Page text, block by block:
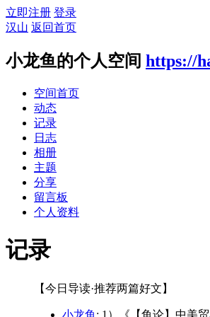
立即注册 登录
汉山 返回首页
小龙鱼的个人空间 https://
空间首页
动态
记录
日志
相册
主题
分享
留言板
个人资料
记录
【今日导读·推荐两篇好文】
小龙鱼 : 1）《【鱼论】中美